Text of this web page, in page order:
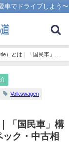
車でドライブしよう〜
）とは｜「国民車」構
乗り方
Volkswagen
「国民車」構
ク・中古相